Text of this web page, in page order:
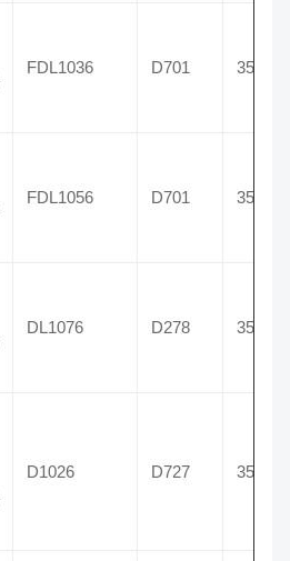
FDL1036 D701 3585
FDL1056 D701 3587
DL1076 D278 3589
D1026 D727 3584